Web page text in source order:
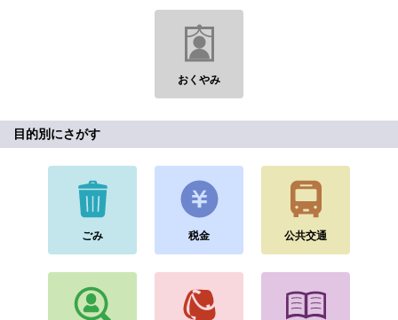
おくやみ
目的別にさがす
ごみ 税金 公共交通